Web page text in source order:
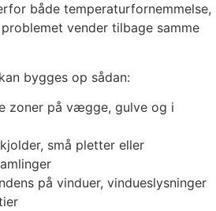
både temperaturfornemmelse,
vender tilbage samme
bygges op sådan:
zoner på vægge, gulve og i
små pletter eller
på vinduer, vindueslysninger